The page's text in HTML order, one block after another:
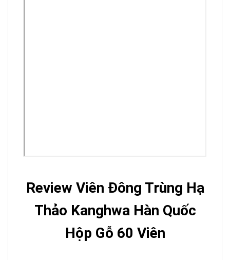
Review Viên Đông Trùng Hạ
Thảo Kanghwa Hàn Quốc
Hộp Gỗ 60 Viên